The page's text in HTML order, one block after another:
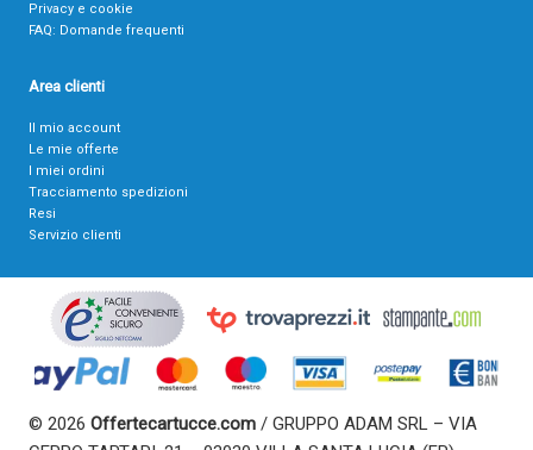
Privacy e cookie
FAQ: Domande frequenti
Area clienti
Il mio account
Le mie offerte
I miei ordini
Tracciamento spedizioni
Resi
Servizio clienti
© 2026 Offertecartucce.com / GRUPPO ADAM SRL – VIA